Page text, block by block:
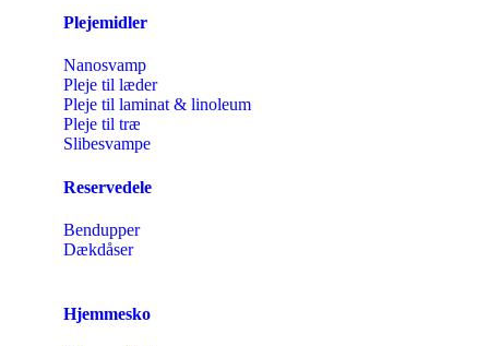
Plejemidler
Nanosvamp
Pleje til læder
Pleje til laminat & linoleum
Pleje til træ
Slibesvampe
Reservedele
Bendupper
Dækdåser
Hjemmesko